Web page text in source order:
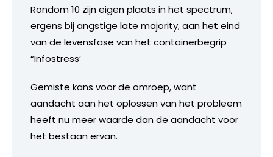
Rondom 10 zijn eigen plaats in het spectrum,
ergens bij angstige late majority, aan het eind
van de levensfase van het containerbegrip
“Infostress’
Gemiste kans voor de omroep, want
aandacht aan het oplossen van het probleem
heeft nu meer waarde dan de aandacht voor
het bestaan ervan.